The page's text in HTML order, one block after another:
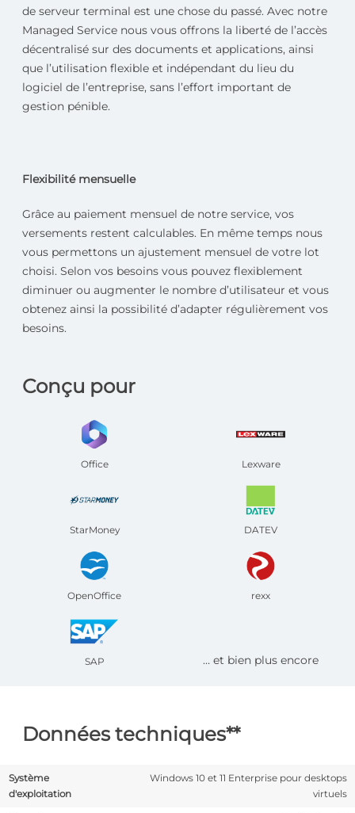
de serveur terminal est une chose du passé. Avec notre
Managed Service nous vous offrons la liberté de l’accès
décentralisé sur des documents et applications, ainsi
que l’utilisation flexible et indépendant du lieu du
logiciel de l’entreprise, sans l’effort important de
gestion pénible.
Flexibilité mensuelle
Grâce au paiement mensuel de notre service, vos
versements restent calculables. En même temps nous
vous permettons un ajustement mensuel de votre lot
choisi. Selon vos besoins vous pouvez flexiblement
diminuer ou augmenter le nombre d’utilisateur et vous
obtenez ainsi la possibilité d’adapter régulièrement vos
besoins.
Conçu pour
Office Lexware
StarMoney DATEV
OpenOffice rexx
SAP … et bien plus encore
Données techniques**
Système
d'exploitation
Windows 10 et 11 Enterprise pour desktops
virtuels